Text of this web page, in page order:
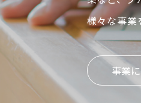
様々な事業
事業